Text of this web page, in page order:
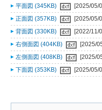
平面図 (345KB)
[2025/05/
正面図 (357KB)
[2025/05/
背面図 (330KB)
[2022/11/
右側面図 (404KB)
[2025/
左側面図 (408KB)
[2025/
下面図 (353KB)
[2025/05/